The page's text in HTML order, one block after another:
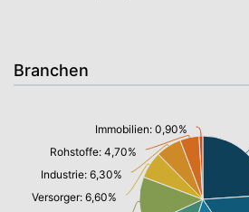
Branchen
Versorger: 6,60%
Industrie: 6,30%
Rohstoffe: 4,70%
Immobilien: 0,90%